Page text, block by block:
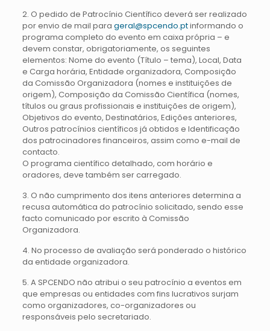
2. O pedido de Patrocínio Científico deverá ser realizado
por envio de mail para geral@spcendo.ptinformando o
programa completo do evento em caixa própria – e
devem constar, obrigatoriamente, os seguintes
elementos: Nome do evento (Título – tema), Local, Data
e Carga horária, Entidade organizadora, Composição
da Comissão Organizadora (nomes e instituições de
origem), Composição da Comissão Científica (nomes,
títulos ou graus profissionais e instituições de origem),
Objetivos do evento, Destinatários, Edições anteriores,
Outros patrocínios científicos já obtidos e Identificação
dos patrocinadores financeiros, assim como e-mail de
contacto.
O programa científico detalhado, com horário e
oradores, deve também ser carregado.
3. O não cumprimento dos itens anteriores determina a
recusa automática do patrocínio solicitado, sendo esse
facto comunicado por escrito à Comissão
Organizadora.
4. No processo de avaliação será ponderado o histórico
da entidade organizadora.
5. A SPCENDO não atribui o seu patrocínio a eventos em
que empresas ou entidades com fins lucrativos surjam
como organizadores, co-organizadores ou
responsáveis pelo secretariado.